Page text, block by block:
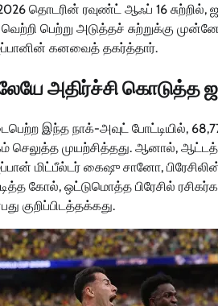
தொடரின் ரவுண்ட் ஆஃப் 16 சுற்றில்,
பெற்று அடுத்தச் சுற்றுக்கு
கனவைத் தகர்த்தார்.
அதிர்ச்சி கொடுத்த
இந்த நாக்-அவுட் போட்டியில்,
செலுத்த முயற்சித்தது. ஆனால்,
மிட்பீல்டர் கைஷு சானோ,
கோல், ஒட்டுமொத்த பிரேசில்
குறிப்பிடத்தக்கது.